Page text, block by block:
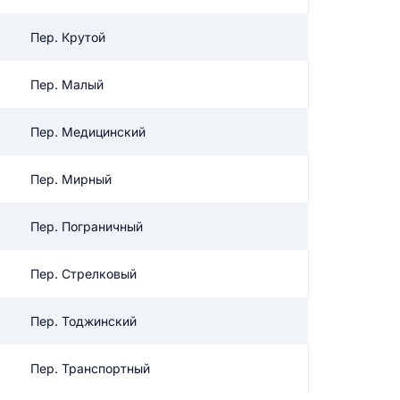
Пер. Крутой
Пер. Малый
Пер. Медицинский
Пер. Мирный
Пер. Пограничный
Пер. Стрелковый
Пер. Тоджинский
Пер. Транспортный